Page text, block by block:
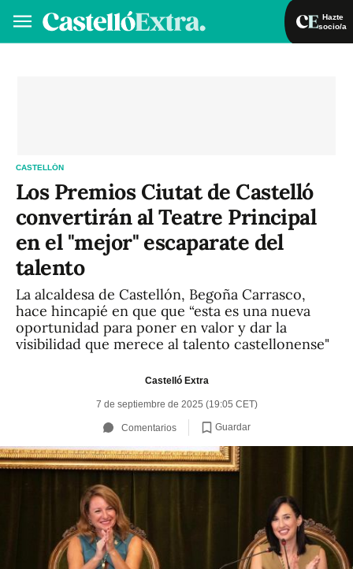
Hazte
socio/a
CASTELLÓN
Los Premios Ciutat de Castelló
convertirán al Teatre Principal
en el "mejor" escaparate del
talento
La alcaldesa de Castellón, Begoña Carrasco,
hace hincapié en que que “esta es una nueva
oportunidad para poner en valor y dar la
visibilidad que merece al talento castellonense"
Castelló Extra
7 de septiembre de 2025 (19:05 CET)
Comentarios Guardar